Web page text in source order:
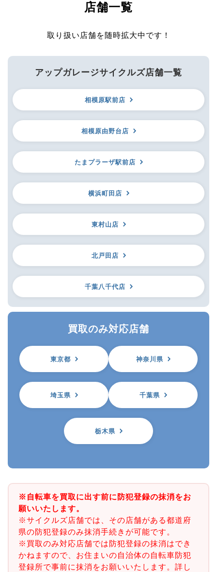
店舗一覧
取り扱い店舗を随時拡大中です！
アップガレージサイクルズ店舗一覧
相模原駅前店
相模原由野台店
たまプラーザ駅前店
横浜町田店
東村山店
北戸田店
千葉八千代店
買取のみ対応店舗
東京都 神奈川県
埼玉県 千葉県
栃木県
※自転車を買取に出す前に防犯登録の抹消をお
願いいたします。
※サイクルズ店舗では、その店舗がある都道府
県の防犯登録のみ抹消手続きが可能です。
※買取のみ対応店舗では防犯登録の抹消はでき
かねますので、お住まいの自治体の自転車防犯
登録所で事前に抹消をお願いいたします。詳し